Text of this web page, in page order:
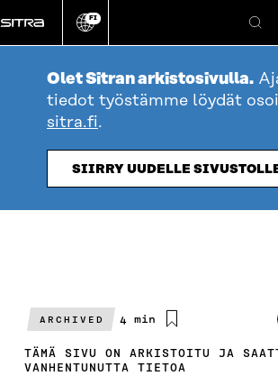
suoraan
sisältöön
Vaihda
kieli
FI
Hae
Olet Sitran arkistosivulla.
tiedot työstämme löydät
sitra.fi.
SIIRRY UUDELLE
ARCHIVED
Arvioitu
4 min
TÄMÄ SIVU ON ARKISTOITU JA
VANHENTUNUTTA TIETOA